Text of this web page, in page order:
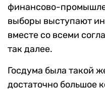
финансово-
выборы выступают
вместе со всеми
так далее.
Госдума была такой
достаточно большое